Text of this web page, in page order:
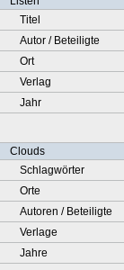
Titel
Autor / Beteiligte
Ort
Verlag
Jahr
Clouds
Schlagwörter
Orte
Autoren / Beteiligte
Verlage
Jahre